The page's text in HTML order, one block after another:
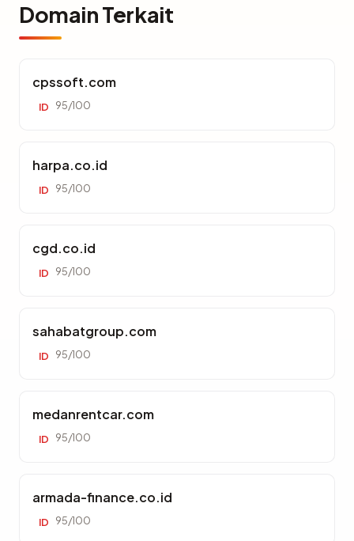
Domain Terkait
cpssoft.com
ID 95/100
harpa.co.id
ID 95/100
cgd.co.id
ID 95/100
sahabatgroup.com
ID 95/100
medanrentcar.com
ID 95/100
armada-finance.co.id
ID 95/100